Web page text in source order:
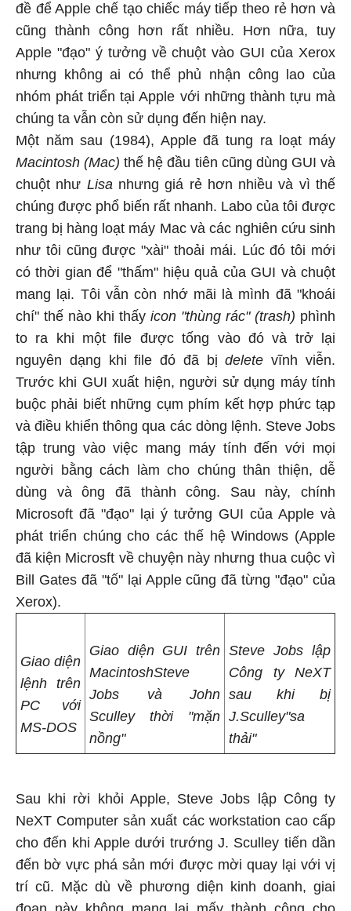
đề để Apple chế tạo chiếc máy tiếp theo rẻ hơn và
cũng thành công hơn rất nhiều. Hơn nữa, tuy
Apple "đạo" ý tưởng về chuột vào GUI của Xerox
nhưng không ai có thể phủ nhận công lao của
nhóm phát triển tại Apple với những thành tựu mà
chúng ta vẫn còn sử dụng đến hiện nay.
Một năm sau (1984), Apple đã tung ra loạt máy
Macintosh (Mac) thế hệ đầu tiên cũng dùng GUI và
chuột như Lisa nhưng giá rẻ hơn nhiều và vì thế
chúng được phổ biến rất nhanh. Labo của tôi được
trang bị hàng loạt máy Mac và các nghiên cứu sinh
như tôi cũng được "xài" thoải mái. Lúc đó tôi mới
có thời gian để "thấm" hiệu quả của GUI và chuột
mang lại. Tôi vẫn còn nhớ mãi là mình đã "khoái
chí" thế nào khi thấy icon "thùng rác" (trash) phình
to ra khi một file được tống vào đó và trở lại
nguyên dạng khi file đó đã bịdeletevĩnh viễn.
Trước khi GUI xuất hiện, người sử dụng máy tính
buộc phải biết những cụm phím kết hợp phức tạp
và điều khiển thông qua các dòng lệnh. Steve Jobs
tập trung vào việc mang máy tính đến với mọi
người bằng cách làm cho chúng thân thiện, dễ
dùng và ông đã thành công. Sau này, chính
Microsoft đã "đạo" lại ý tưởng GUI của Apple và
phát triển chúng cho các thế hệ Windows (Apple
đã kiện Microsft về chuyện này nhưng thua cuộc vì
Bill Gates đã "tố" lại Apple cũng đã từng "đạo" của
Xerox).
Giao diện
lệnh trên
PC với
MS-DOS
Giao diện GUI trên
MacintoshSteve
Jobs và John
Sculley thời "mặn
nồng"
Steve Jobs lập
Công ty NeXT
sau khi bị
J.Sculley"sa
thải"
Sau khi rời khỏi Apple, Steve Jobs lập Công ty
NeXT Computer sản xuất các workstation cao cấp
cho đến khi Apple dưới trướng J. Sculley tiến dần
đến bờ vực phá sản mới được mời quay lại với vị
trí cũ. Mặc dù về phương diện kinh doanh, giai